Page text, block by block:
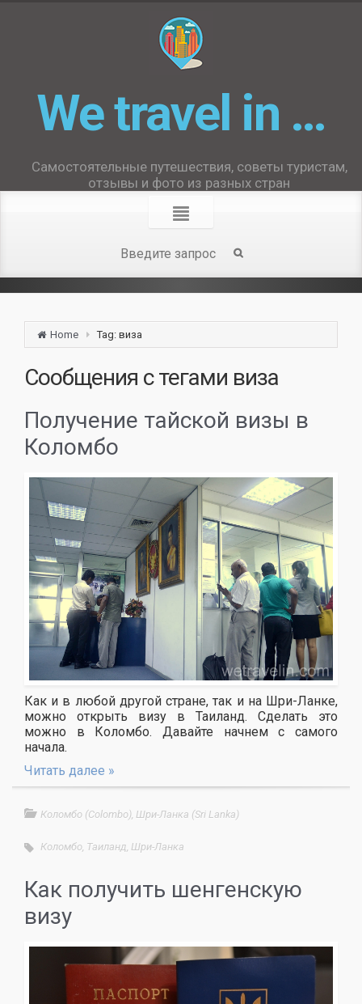
We travel in …
Самостоятельные путешествия, советы туристам,
отзывы и фото из разных стран
Home Tag: виза
Сообщения с тегами виза
Получение тайской визы в
Коломбо
Как и в любой другой стране, так и на Шри-Ланке,
можно открыть визу в Таиланд. Сделать это
можно в Коломбо. Давайте начнем с самого
начала.
Читать далее »
Коломбо (Colombo) Шри-Ланка (Sri Lanka)
Коломбо Таиланд Шри-Ланка
Как получить шенгенскую
визу